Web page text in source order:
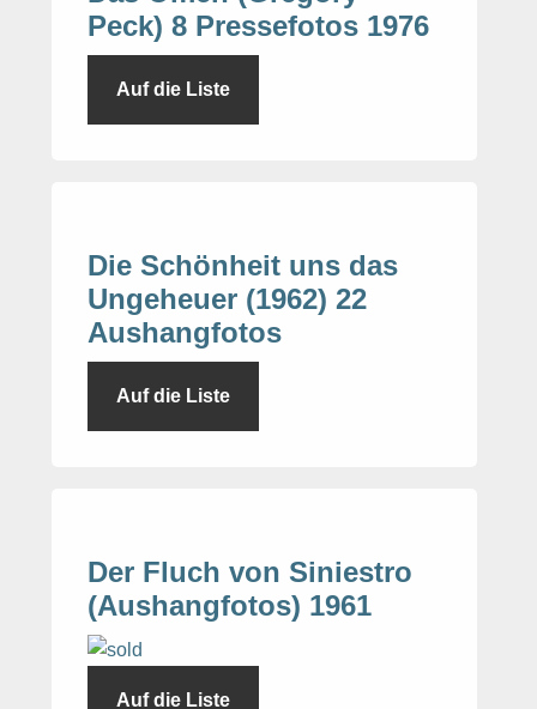
Peck) 8 Pressefotos 1976
Auf die Liste
Die Schönheit uns das
Ungeheuer (1962) 22
Aushangfotos
Auf die Liste
Der Fluch von Siniestro
(Aushangfotos) 1961
Auf die Liste